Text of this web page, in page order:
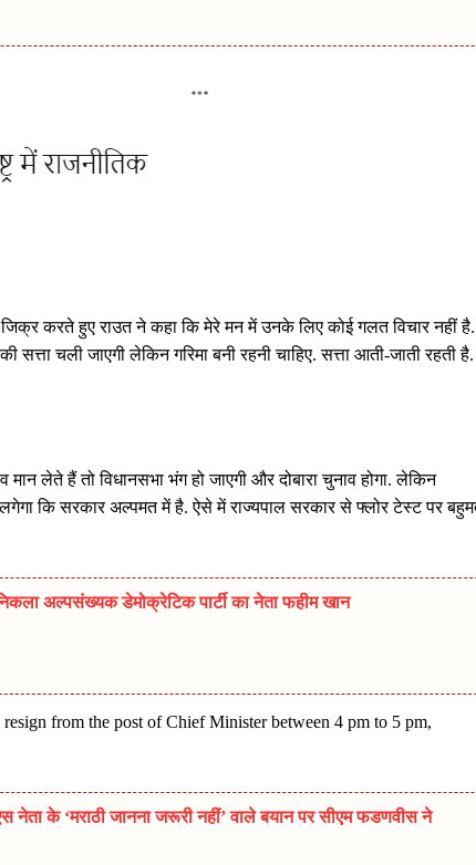
करते हुए राउत ने कहा कि मेरे मन में उनके लिए कोई गलत विचार नहीं है.
सत्ता चली जाएगी लेकिन गरिमा बनी रहनी चाहिए. सत्ता आती-जाती रहती है.
लेते हैं तो विधानसभा भंग हो जाएगी और दोबारा चुनाव होगा. लेकिन
कि सरकार अल्पमत में है. ऐसे में राज्यपाल सरकार से फ्लोर टेस्ट पर
अल्पसंख्यक डेमोक्रेटिक पार्टी का नेता फहीम खान
from the post of Chief Minister between 4 pm to 5 pm,
के ‘मराठी जानना जरूरी नहीं’ वाले बयान पर सीएम फडणवीस ने